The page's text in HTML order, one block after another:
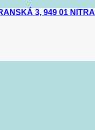
3, 949 01 NITRA